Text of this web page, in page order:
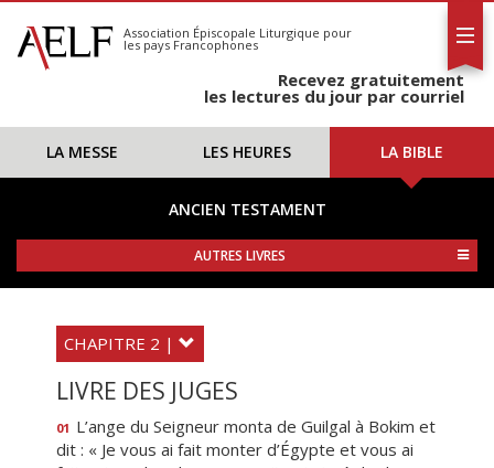
S'abonner
Calendrier
Association Épiscopale Liturgique pour
les pays Francophones
Recevez gratuitement
les lectures du jour par courriel
LA MESSE LES HEURES LA BIBLE
ANCIEN TESTAMENT
AUTRES LIVRES
CHAPITRE 2 |
LIVRE DES JUGES
01 L’ange du Seigneur monta de Guilgal à Bokim et
dit : « Je vous ai fait monter d’Égypte et vous ai